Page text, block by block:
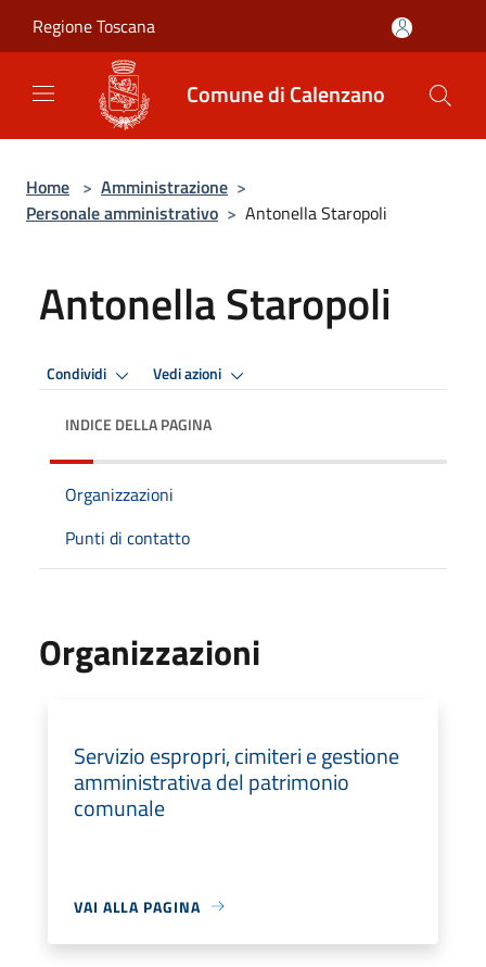
Regione Toscana
Comune di Calenzano
Home > Amministrazione >
Personale amministrativo > Antonella Staropoli
Antonella Staropoli
Condividi Vedi azioni
INDICE DELLA PAGINA
Organizzazioni
Punti di contatto
Organizzazioni
Servizio espropri, cimiteri e gestione
amministrativa del patrimonio
comunale
VAI ALLA PAGINA